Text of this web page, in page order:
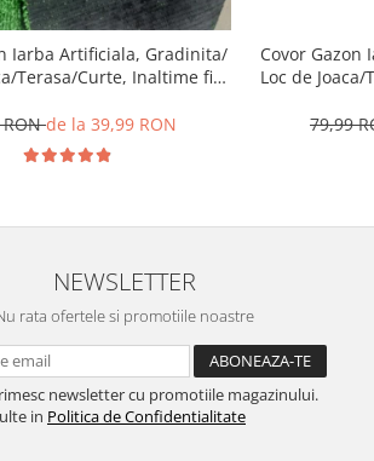
Iarba Artificiala, Gradinita/
Terasa/Curte, Inaltime fir
RONde la 39,99 RON
Covor
Loc de
79,99
NEWSLETTER
rata ofertele si promotiile noastre
newsletter cu promotiile magazinului.
in Politica de Confidentialitate